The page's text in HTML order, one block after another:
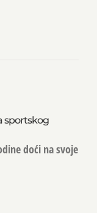
sportskog
doći na svoje